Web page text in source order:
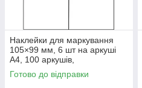
Наклейки для маркування
105×99 мм, 6 шт на аркуші
А4, 100 аркушів,
напівглянець
Готово до відправки